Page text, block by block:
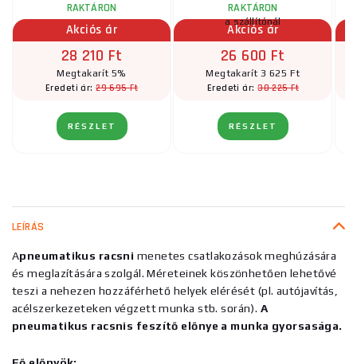
RAKTÁRON
Akciós ár
28 210 Ft
Megtakarít 5%
Eredeti ár:29 695 Ft
RÉSZLET
RAKTÁRON
a szállítónál
Akciós ár
26 600 Ft
Megtakarít 3 625 Ft
Eredeti ár:30 225 Ft
RÉSZLET
LEÍRÁS
Apneumatikus racsni menetes csatlakozások meghúzására
és meglazítására szolgál. Méreteinek köszönhetően lehetővé
teszi a nehezen hozzáférhető helyek elérését (pl. autójavítás,
acélszerkezeteken végzett munka stb. során). A
pneumatikus racsnis feszítő előnye a munka gyorsasága.